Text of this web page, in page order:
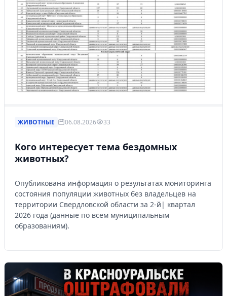
ЖИВОТНЫЕ 06.08.2026 33
Кого интересует тема бездомных
животных?
Опубликована информация о результатах мониторинга
состояния популяции животных без владельцев на
территории Свердловской области за 2-й| квартал
2026 года (данные по всем муниципальным
образованиям).